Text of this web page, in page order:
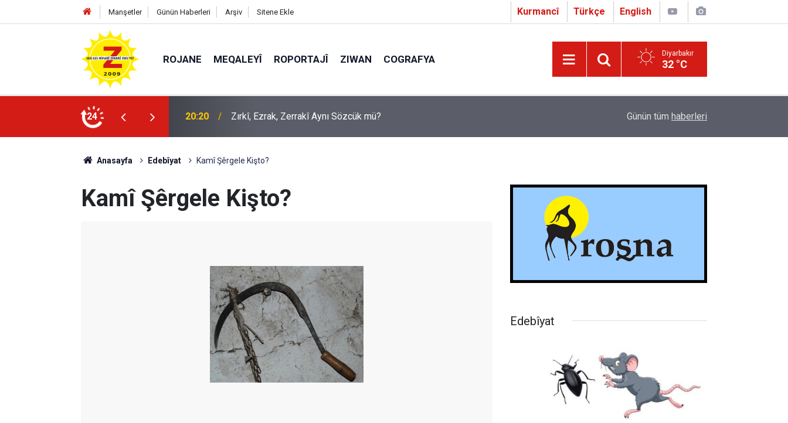
Manşetler Günün Haberleri Arşiv Sitene Ekle Kurmancî Türkçe English
ROJANE MEQALEYÎ ROPORTAJÎ ZIWAN COGRAFYA Diyarbakır
32 °C
24 09:56 Ji Zilma Partîzanan Nimûneyeka Piçûk Çapo 3. o Hîrakerde yê Ferhengê Zazakî-Tirkî
Günün tüm haberleri
Anasayfa Edebîyat Kamî Şêrgele Kişto?
Kamî Şêrgele Kişto?
Edebîyat